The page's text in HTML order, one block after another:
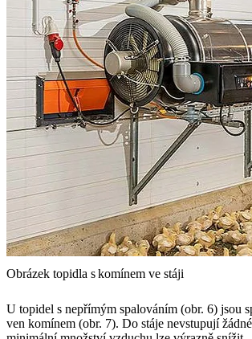
Obrázek topidla s komínem ve stáji
U topidel s nepřímým spalováním (obr. 6) jsou
ven komínem (obr. 7). Do stáje nevstupují